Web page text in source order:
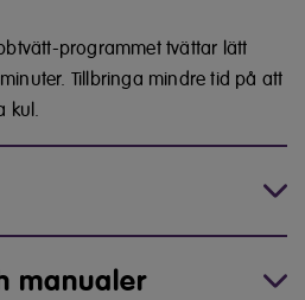
programmet tvättar lätt
Tillbringa mindre tid på att
kul.
manualer